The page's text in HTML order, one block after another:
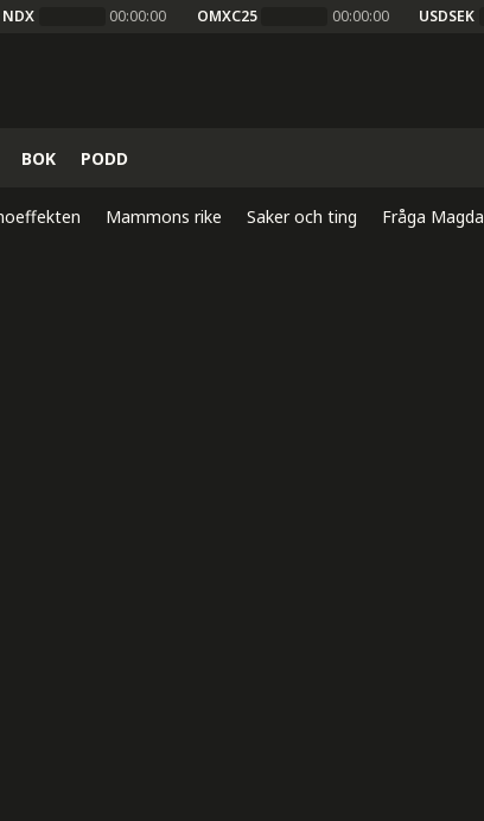
NDX 00:00:00 OMXC25 00:00:00 USDSEK
BOK PODD
Mammons rike Saker och ting Fråga Magda